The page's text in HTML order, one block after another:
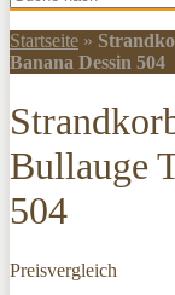
Startseite »
Banana Dessin 504
Bullauge
504
Preisvergleich